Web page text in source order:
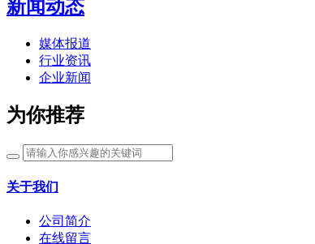
新闻动态
媒体报道
行业资讯
企业新闻
为你推荐
关于我们
公司简介
在线留言